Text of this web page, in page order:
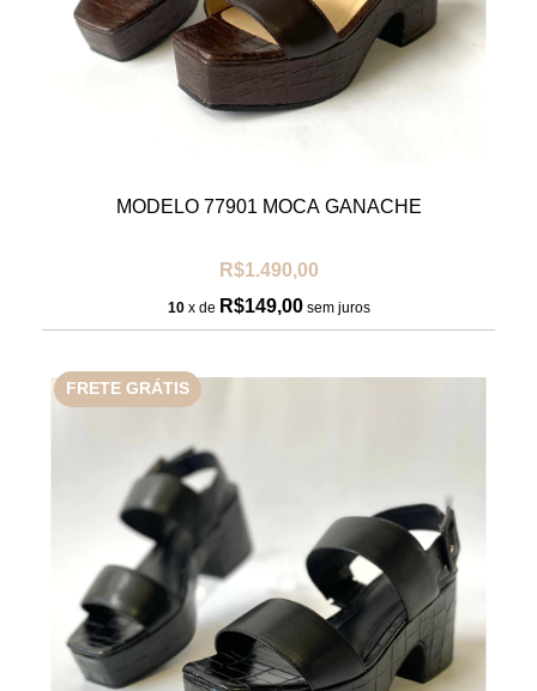
MODELO 77901 MOCA GANACHE
R$1.490,00
10 x de R$149,00 sem juros
FRETE GRÁTIS